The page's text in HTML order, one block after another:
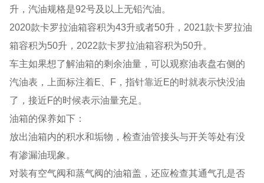
升，汽油规格是92号及以上无铅汽油。
2020款卡罗拉油箱容积为43升或者50升，2021款卡罗拉油
箱容积为50升，2022款卡罗拉油箱容积为50升。
车主如果想了解油箱的剩余油量，可以观察油表盘右侧的
汽油表，上面标注着E、F，指针靠近E的时就表示快没油
了，接近F的时候表示油量充足。
油箱的保养如下：
放出油箱内的积水和垢物，检查油管接头与开关等处有没
有渗漏油现象。
对装有空气阀和蒸气阀的油箱盖，还应检查其通气孔是否